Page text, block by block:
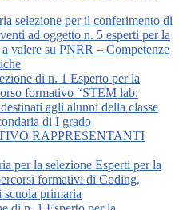
selezione per il conferimento di
ad oggetto n. 5 esperti per la
valere su PNRR – Competenze
di n. 1 Esperto per la
formativo “STEM lab:
agli alunni della classe
di I grado
RAPPRESENTANTI
per la selezione Esperti per la
formativi di Coding,
primaria